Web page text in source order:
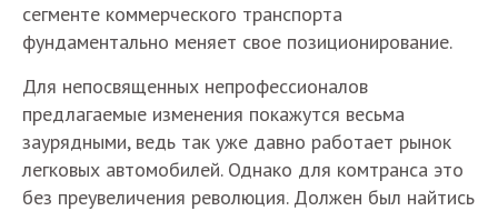
сегменте коммерческого транспорта
фундаментально меняет свое позиционирование.
Для непосвященных непрофессионалов
предлагаемые изменения покажутся весьма
заурядными, ведь так уже давно работает рынок
легковых автомобилей. Однако для комтранса это
без преувеличения революция. Должен был найтись